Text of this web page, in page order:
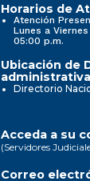
Horarios de
Atención
Lunes a
05:00 p.m.
Ubicación de
Directorio
Acceda a su
(Servidores
Correo